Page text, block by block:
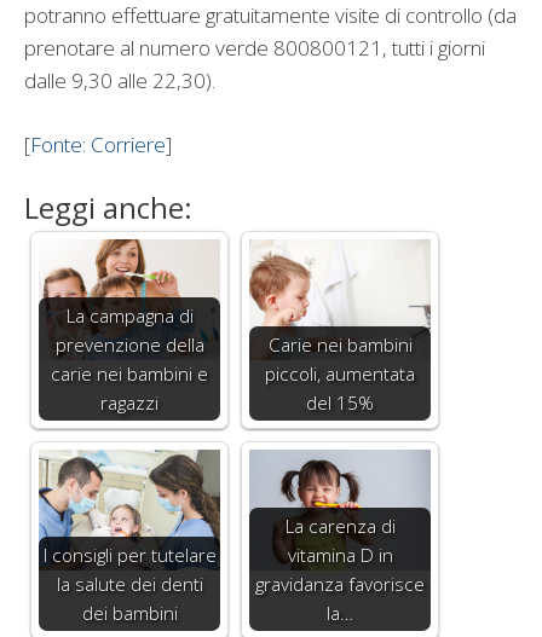
potranno effettuare gratuitamente visite di controllo (da
prenotare al numero verde 800800121, tutti i giorni
dalle 9,30 alle 22,30).
[Fonte: Corriere]
Leggi anche:
La campagna di
prevenzione della
carie nei bambini e
ragazzi
Carie nei bambini
piccoli, aumentata
del 15%
I consigli per tutelare
la salute dei denti
dei bambini
La carenza di
vitamina D in
gravidanza favorisce
la…